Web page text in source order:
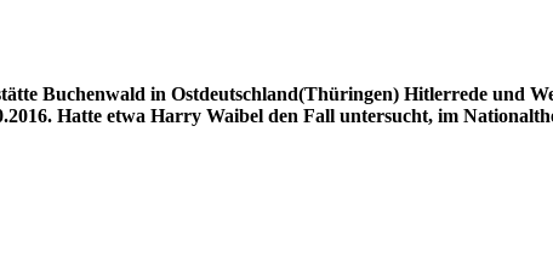
Buchenwald in Ostdeutschland(Thüringen) Hitlerrede und
Hatte etwa Harry Waibel den Fall untersucht, im